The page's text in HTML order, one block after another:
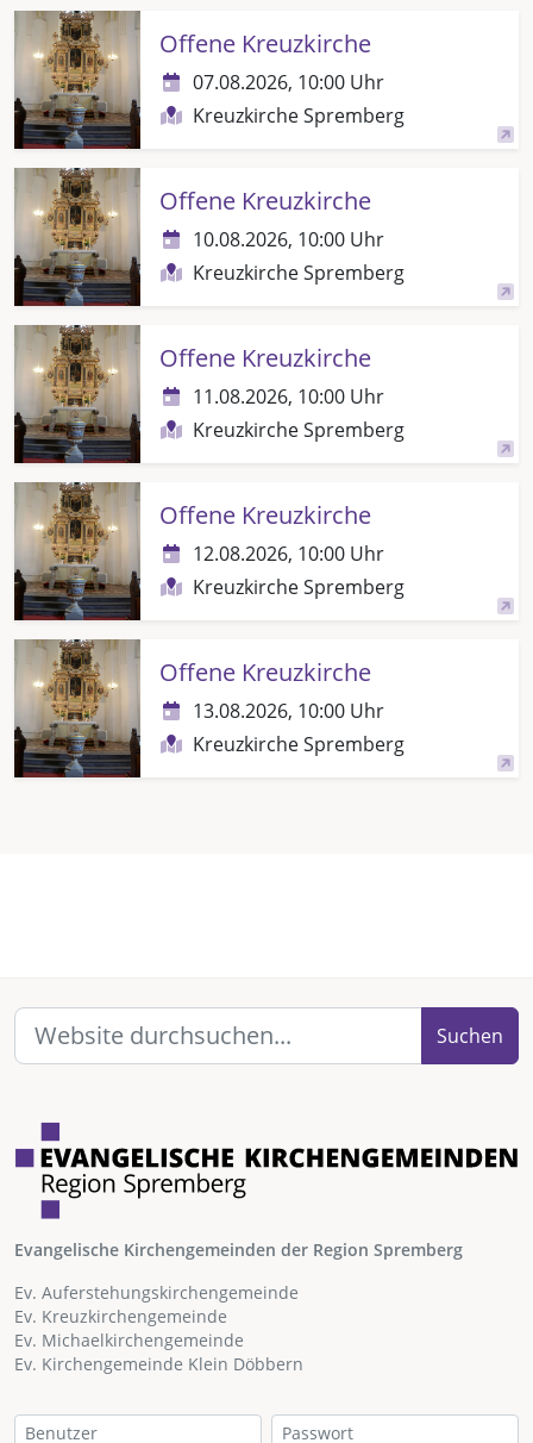
Offene Kreuzkirche
07.08.2026, 10:00 Uhr
Kreuzkirche Spremberg
Offene Kreuzkirche
10.08.2026, 10:00 Uhr
Kreuzkirche Spremberg
Offene Kreuzkirche
11.08.2026, 10:00 Uhr
Kreuzkirche Spremberg
Offene Kreuzkirche
12.08.2026, 10:00 Uhr
Kreuzkirche Spremberg
Offene Kreuzkirche
13.08.2026, 10:00 Uhr
Kreuzkirche Spremberg
Suchen
Evangelische Kirchengemeinden der Region Spremberg
Ev. Auferstehungskirchengemeinde
Ev. Kreuzkirchengemeinde
Ev. Michaelkirchengemeinde
Ev. Kirchengemeinde Klein Döbbern